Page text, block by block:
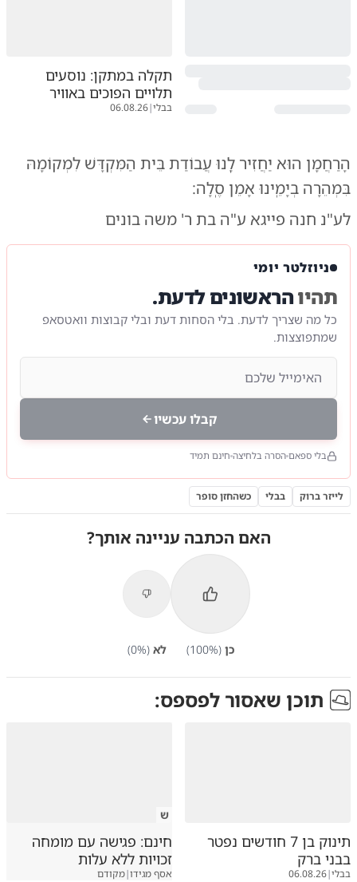
תקלה במתקן: נוסעים
תלויים הפוכים באוויר
בבלי|
06.08.26
הָרַחֲמָן הוּא יַחֲזִיר לָֽנוּ עֲבוֹדַת בֵּית הַמִּקְדָּשׁ לִמְקוֹמָהּ
בִּמְהֵרָה בְיָמֵֽינוּ אָמֵן סֶֽלָה:
לע"נ חנה פייגא ע"ה בת ר' משה בונים
ניוזלטר יומי
תהיוהראשונים לדעת.
כל מה שצריך לדעת. בלי הסחות דעת ובלי קבוצות וואטסאפ
שמתפוצצות.
קבלו עכשיו
בלי ספאם הסרה בלחיצה חינם תמיד
לייזר ברוק בבלי כשהחזן סופר
האם הכתבה עניינה אותך?
כן (
100%) לא (
0%)
תוכן שאסור לפספס:
תינוק בן 7 חודשים נפטר
בבני ברק
בבלי|
06.08.26
ש
חינם: פגישה עם מומחה
זכויות ללא עלות
אסף מגידו|מקודם